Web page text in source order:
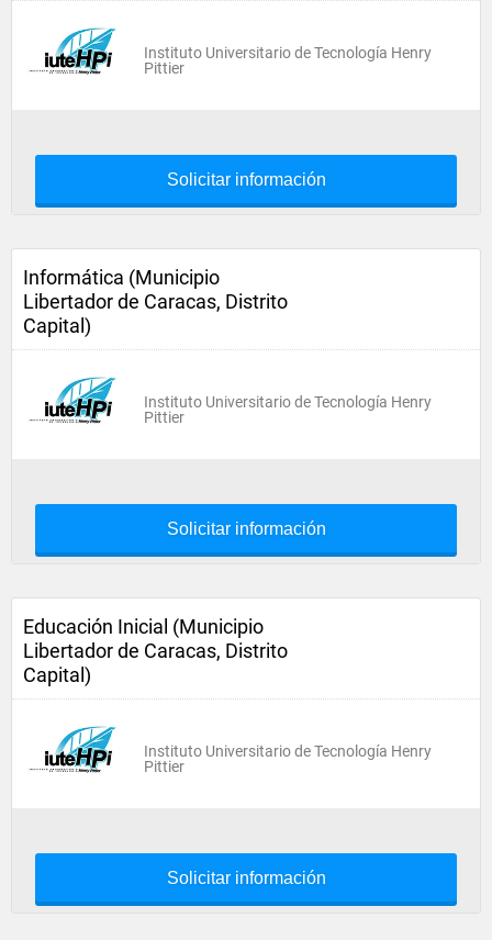
Instituto Universitario de Tecnología Henry
Pittier
Solicitar información
Informática (Municipio
Libertador de Caracas, Distrito
Capital)
Instituto Universitario de Tecnología Henry
Pittier
Solicitar información
Educación Inicial (Municipio
Libertador de Caracas, Distrito
Capital)
Instituto Universitario de Tecnología Henry
Pittier
Solicitar información